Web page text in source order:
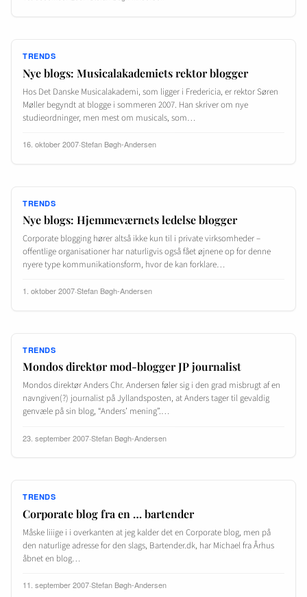
TRENDS
Nye blogs: Musicalakademiets rektor blogger
Hos Det Danske Musicalakademi, som ligger i Fredericia, er rektor Søren
Møller begyndt at blogge i sommeren 2007. Han skriver om nye
studieordninger, men mest om musicals, som…
16. oktober 2007·Stefan Bøgh-Andersen
TRENDS
Nye blogs: Hjemmeværnets ledelse blogger
Corporate blogging hører altså ikke kun til i private virksomheder –
offentlige organisationer har naturligvis også fået øjnene op for denne
nyere type kommunikationsform, hvor de kan forklare…
1. oktober 2007·Stefan Bøgh-Andersen
TRENDS
Mondos direktør mod-blogger JP journalist
Mondos direktør Anders Chr. Andersen føler sig i den grad misbrugt af en
navngiven(?) journalist på Jyllandsposten, at Anders tager til gevaldig
genvæle på sin blog, “Anders’ mening”.…
23. september 2007·Stefan Bøgh-Andersen
TRENDS
Corporate blog fra en … bartender
Måske liiige i i overkanten at jeg kalder det en Corporate blog, men på
den naturlige adresse for den slags, Bartender.dk, har Michael fra Århus
åbnet en blog…
11. september 2007·Stefan Bøgh-Andersen